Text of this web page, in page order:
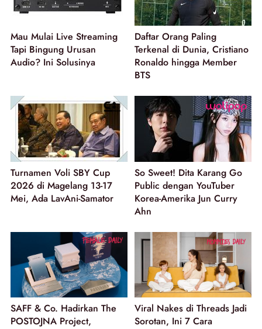
Mau Mulai Live Streaming
Tapi Bingung Urusan
Audio? Ini Solusinya
Daftar Orang Paling
Terkenal di Dunia, Cristiano
Ronaldo hingga Member
BTS
Turnamen Voli SBY Cup
2026 di Magelang 13-17
Mei, Ada LavAni-Samator
So Sweet! Dita Karang Go
Public dengan YouTuber
Korea-Amerika Jun Curry
Ahn
SAFF & Co. Hadirkan The
POSTOJNA Project,
Viral Nakes di Threads Jadi
Sorotan, Ini 7 Cara